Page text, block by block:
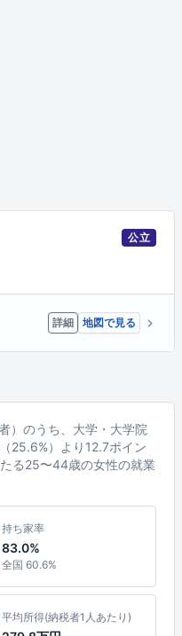
公立
詳細 地図で見る
）のうち、大学・大学院
25.6%）より12.7ポイン
る25〜44歳の女性の就業
持ち家率
83.0%
全国 60.6%
平均所得(納税者1人あたり)